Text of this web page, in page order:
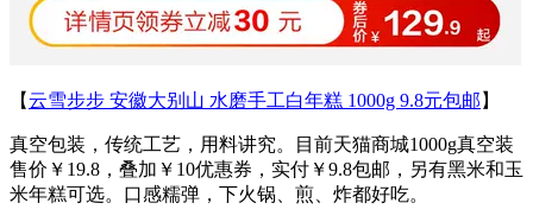
【云雪步步 安徽大别山 水磨手工白年糕 1000g 9.8元包邮 】
真空包装，传统工艺，用料讲究。目前天猫商城1000g真空装
售价￥19.8，叠加￥10优惠券，实付￥9.8包邮，另有黑米和玉
米年糕可选。口感糯弹，下火锅、煎、炸都好吃。